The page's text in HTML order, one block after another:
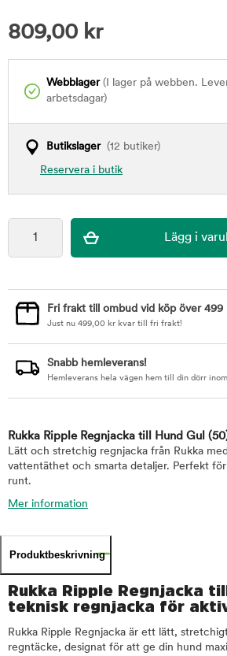
809,00 kr
Webblager(I lager på webben.
arbetsdagar)
Butikslager(12 butiker)
Reservera i butik
Fri frakt till ombud vid köp över 499
Just nu 499,00 kr kvar till fri frakt!
Snabb hemleverans!
Hemleverans hela vägen hem till din dörr
Rukka Ripple Regnjacka till Hund Gul
Lätt och stretchig regnjacka från Rukka
vattentäthet och smarta detaljer. Perfekt
runt.
Mer information
Produktbeskrivning
Rukka Ripple Regnjacka
teknisk regnjacka för
Rukka Ripple Regnjacka är ett lätt,
regntäcke, designat för att ge din hund